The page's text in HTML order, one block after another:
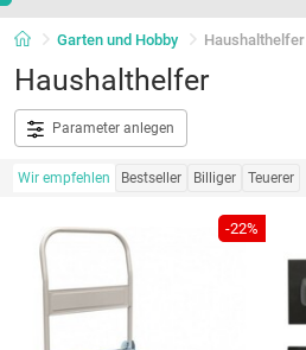
Garten und Hobby Haushalthelfer
Haushalthelfer
Parameter anlegen
Wir empfehlen Bestseller Billiger Teuerer
-22%